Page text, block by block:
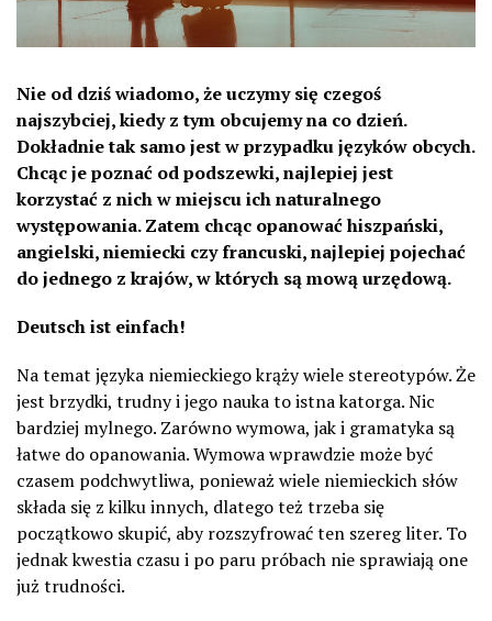
Nie od dziś wiadomo, że uczymy się czegoś
najszybciej, kiedy z tym obcujemy na co dzień.
Dokładnie tak samo jest w przypadku języków obcych.
Chcąc je poznać od podszewki, najlepiej jest
korzystać z nich w miejscu ich naturalnego
występowania. Zatem chcąc opanować hiszpański,
angielski, niemiecki czy francuski, najlepiej pojechać
do jednego z krajów, w których są mową urzędową.
Deutsch ist einfach!
Na temat języka niemieckiego krąży wiele stereotypów. Że
jest brzydki, trudny i jego nauka to istna katorga. Nic
bardziej mylnego. Zarówno wymowa, jak i gramatyka są
łatwe do opanowania. Wymowa wprawdzie może być
czasem podchwytliwa, ponieważ wiele niemieckich słów
składa się z kilku innych, dlatego też trzeba się
początkowo skupić, aby rozszyfrować ten szereg liter. To
jednak kwestia czasu i po paru próbach nie sprawiają one
już trudności.